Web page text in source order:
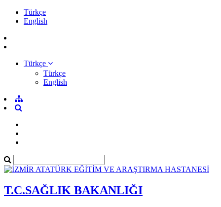
Türkçe
English
Türkçe
Türkçe
English
T.C.SAĞLIK BAKANLIĞI